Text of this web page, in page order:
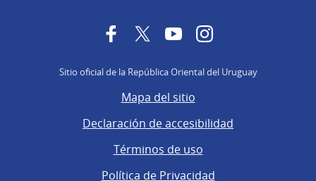
FacebookTwitterYouTubeInstagram
Sitio oficial de la República Oriental del Uruguay
Mapa del sitio
Declaración de accesibilidad
Términos de uso
Política de Privacidad